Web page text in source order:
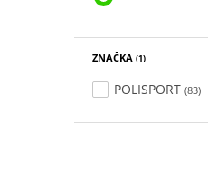
ZNAČKA (1)
POLISPORT (83)